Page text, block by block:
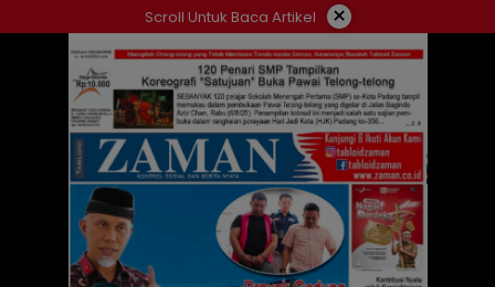
ke
Scroll Untuk Baca Artikel ×